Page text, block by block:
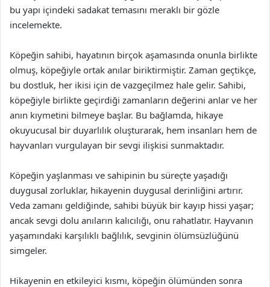
bu yapı içindeki sadakat temasını meraklı bir gözle
incelemekte.
Köpeğin sahibi, hayatının birçok aşamasında onunla birlikte
olmuş, köpeğiyle ortak anılar biriktirmiştir. Zaman geçtikçe,
bu dostluk, her ikisi için de vazgeçilmez hale gelir. Sahibi,
köpeğiyle birlikte geçirdiği zamanların değerini anlar ve her
anın kıymetini bilmeye başlar. Bu bağlamda, hikaye
okuyucusal bir duyarlılık oluşturarak, hem insanları hem de
hayvanları vurgulayan bir sevgi ilişkisi sunmaktadır.
Köpeğin yaşlanması ve sahipinin bu süreçte yaşadığı
duygusal zorluklar, hikayenin duygusal derinliğini artırır.
Veda zamanı geldiğinde, sahibi büyük bir kayıp hissi yaşar;
ancak sevgi dolu anıların kalıcılığı, onu rahatlatır. Hayvanın
yaşamındaki karşılıklı bağlılık, sevginin ölümsüzlüğünü
simgeler.
Hikayenin en etkileyici kısmı, köpeğin ölümünden sonra